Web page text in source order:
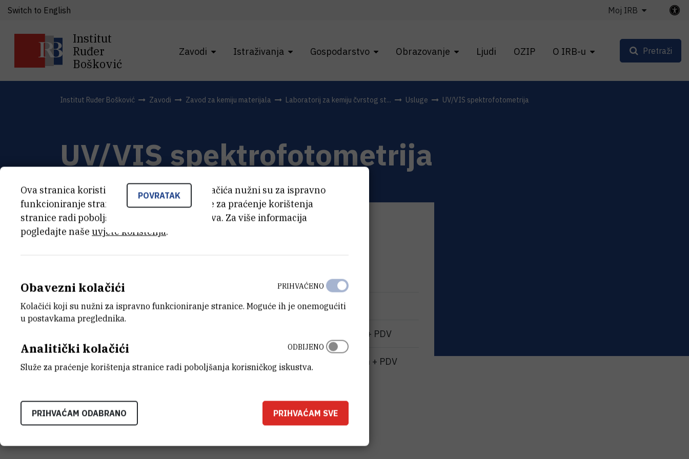
Institut
Ruđer
Bošković
Zavodi Istraživanja Gospodarstvo Obrazovanje Ljudi OZIP O IRB-u
Switch to English Moj IRB
Pretraži
Institut Ruđer Bošković Zavodi Zavod za kemiju materijala Laboratorij za kemiju čvrstog st... Usluge UV/VIS spektrofotometrija
UV/VIS spektrofotometrija
KARAKTERISTIKE
CJENIK (za jedno snimanje):
Za korisnike unutar IRB-a: 50 kn
75 kn + PDV
Za korisnike izvan sustava znanosti RH: 400 kn + PDV
POVRATAK
Ova stranica koristi kolačiće. Neki od tih kolačića nužni su za ispravno
funkcioniranje stranice, dok se drugi koriste za praćenje korištenja
stranice radi poboljšanja korisničkog iskustva. Za više informacija
pogledajte naše uvjete korištenja.
Obavezni kolačići
Kolačići koji su nužni za ispravno funkcioniranje stranice. Moguće ih je onemogućiti
u postavkama preglednika.
PRIHVAĆENO
Analitički kolačići
Služe za praćenje korištenja stranice radi poboljšanja korisničkog iskustva.
ODBIJENO
PRIHVAĆAM ODABRANO PRIHVAĆAM SVE